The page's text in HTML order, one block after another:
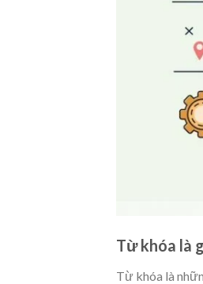
Từ khóa là
Từ khóa là